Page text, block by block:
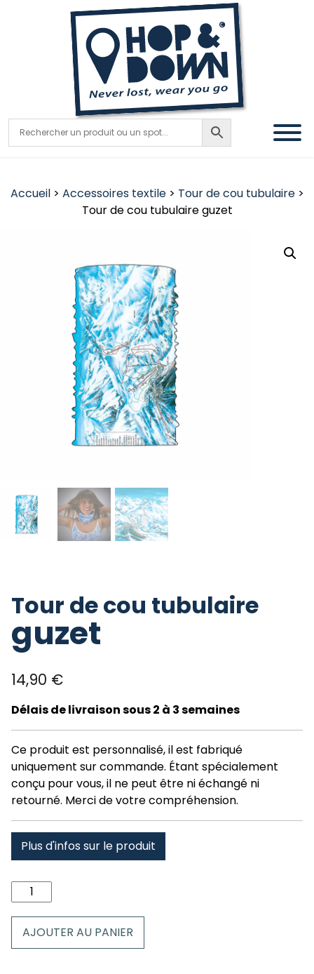
Accueil> Accessoires textile> Tour de cou tubulaire>
Tour de cou tubulaire guzet
Tour de cou tubulaire
guzet
14,90 €
Délais de livraison sous 2 à 3 semaines
Ce produit est personnalisé, il est fabriqué
uniquement sur commande. Étant spécialement
conçu pour vous, il ne peut être ni échangé ni
retourné. Merci de votre compréhension.
Plus d'infos sur le produit
quantité
de
deAJOUTER AU PANIER